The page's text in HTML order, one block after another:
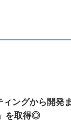
ィングから開発
を取得◎